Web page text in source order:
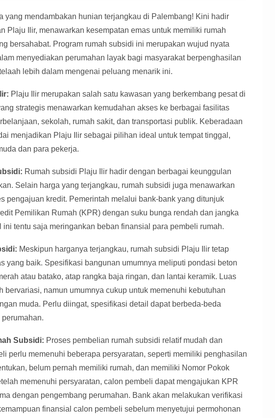
yang mendambakan hunian terjangkau di Palembang! Kini hadir
Plaju Ilir, menawarkan kesempatan emas untuk memiliki rumah
bersahabat. Program rumah subsidi ini merupakan wujud nyata
menyediakan perumahan layak bagi masyarakat berpenghasilan
lebih dalam mengenai peluang menarik ini.
Plaju Ilir merupakan salah satu kawasan yang berkembang pesat di
strategis menawarkan kemudahan akses ke berbagai fasilitas
sekolah, rumah sakit, dan transportasi publik. Keberadaan
menjadikan Plaju Ilir sebagai pilihan ideal untuk tempat tinggal,
dan para pekerja.
Rumah subsidi Plaju Ilir hadir dengan berbagai keunggulan
Selain harga yang terjangkau, rumah subsidi juga menawarkan
pengajuan kredit. Pemerintah melalui bank-bank yang ditunjuk
Pemilikan Rumah (KPR) dengan suku bunga rendah dan jangka
tentu saja meringankan beban finansial para pembeli rumah.
Meskipun harganya terjangkau, rumah subsidi Plaju Ilir tetap
yang baik. Spesifikasi bangunan umumnya meliputi pondasi beton
atau batako, atap rangka baja ringan, dan lantai keramik. Luas
bervariasi, namun umumnya cukup untuk memenuhi kebutuhan
muda. Perlu diingat, spesifikasi detail dapat berbeda-beda
Subsidi: Proses pembelian rumah subsidi relatif mudah dan
perlu memenuhi beberapa persyaratan, seperti memiliki penghasilan
belum pernah memiliki rumah, dan memiliki Nomor Pokok
memenuhi persyaratan, calon pembeli dapat mengajukan KPR
dengan pengembang perumahan. Bank akan melakukan verifikasi
finansial calon pembeli sebelum menyetujui permohonan